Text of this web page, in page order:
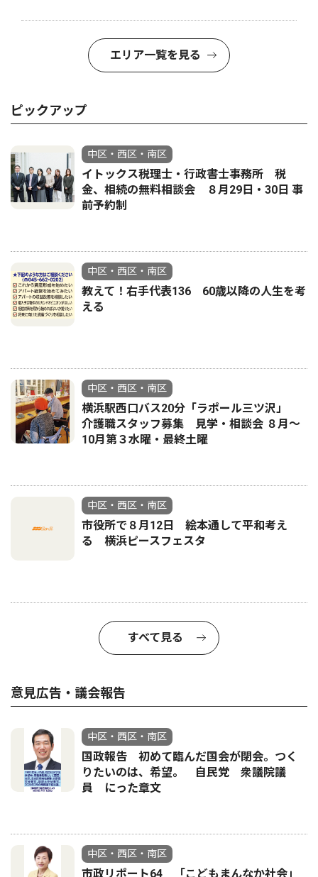
エリア一覧を見る
ピックアップ
中区・西区・南区
イトックス税理士・行政書士事務所 税
金、相続の無料相談会 ８月29日・30日 事
前予約制
中区・西区・南区
教えて！右手代表136 60歳以降の人生を考
える
中区・西区・南区
横浜駅西口バス20分「ラポール三ツ沢」
介護職スタッフ募集 見学・相談会 ８月〜
10月第３水曜・最終土曜
中区・西区・南区
市役所で８月12日 絵本通して平和考え
る 横浜ピースフェスタ
すべて見る
意見広告・議会報告
中区・西区・南区
国政報告 初めて臨んだ国会が閉会。つく
りたいのは、希望。 自民党 衆議院議
員 にった章文
中区・西区・南区
市政リポート64 「こどもまんなか社会」